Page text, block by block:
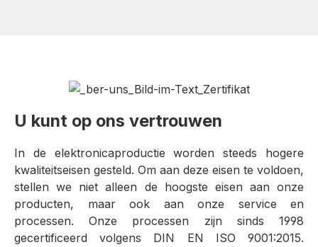
U kunt op ons vertrouwen
In de elektronicaproductie worden steeds hogere
kwaliteitseisen gesteld. Om aan deze eisen te voldoen,
stellen we niet alleen de hoogste eisen aan onze
producten, maar ook aan onze service en
processen. Onze processen zijn sinds 1998
gecertificeerd volgens DIN EN ISO 9001:2015.